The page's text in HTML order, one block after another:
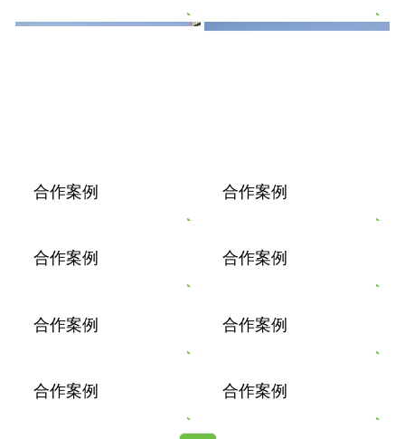
合作案例 合作案例
合作案例 合作案例
合作案例 合作案例
合作案例 合作案例